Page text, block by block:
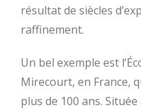
résultat de siècles
raffinement.
Un bel exemple est
Mirecourt, en France,
plus de 100 ans.